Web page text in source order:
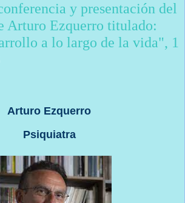
y presentación del
Arturo Ezquerro titulado:
a lo largo de la vida", 1
Arturo Ezquerro
Psiquiatra